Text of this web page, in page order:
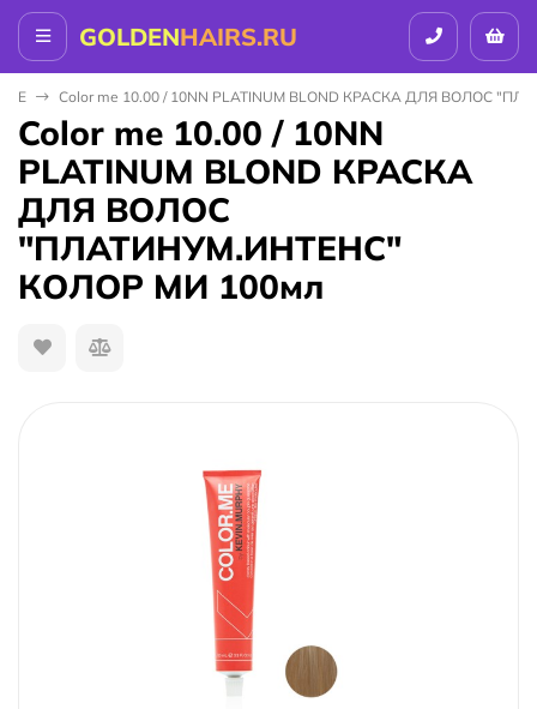
GOLDENHAIRS.RU
ME Color me 10.00 / 10NN PLATINUM BLOND КРАСКА ДЛЯ ВОЛОС
Color me 10.00 / 10NN
PLATINUM BLOND КРАСКА
ДЛЯ ВОЛОС
"ПЛАТИНУМ.ИНТЕНС"
КОЛОР МИ 100мл